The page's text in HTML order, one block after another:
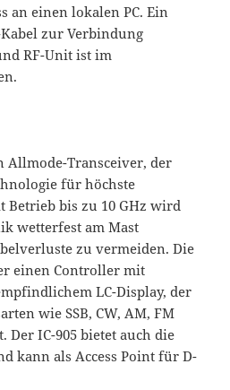
an einen lokalen PC. Ein
zur Verbindung
RF-Unit ist im
Allmode-Transceiver, der
für höchste
Betrieb bis zu 10 GHz wird
wetterfest am Mast
zu vermeiden. Die
einen Controller mit
LC-Display, der
wie SSB, CW, AM, FM
Der IC-905 bietet auch die
kann als Access Point für D-